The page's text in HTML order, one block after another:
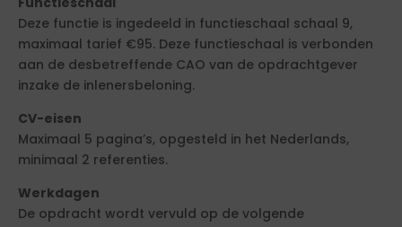
Deze functie is ingedeeld in functieschaal schaal 9,
maximaal tarief €95. Deze functieschaal is verbonden
aan de desbetreffende CAO van de opdrachtgever
inzake de inlenersbeloning.
CV-eisen
Maximaal 5 pagina’s, opgesteld in het Nederlands,
minimaal 2 referenties.
Werkdagen
De opdracht wordt vervuld op de volgende